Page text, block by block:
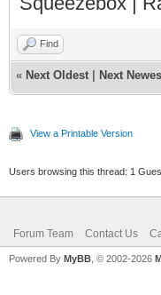
Find
« Next Oldest Next
View a Printable Version
Users browsing this thread: 1
Forum Team Contact Us
Powered By MyBB , © 2002-2026